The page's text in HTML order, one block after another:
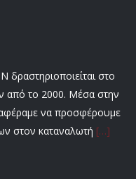
στο
από το 2000. Μέσα στην
να προσφέρουμε
στον καταναλωτή […]